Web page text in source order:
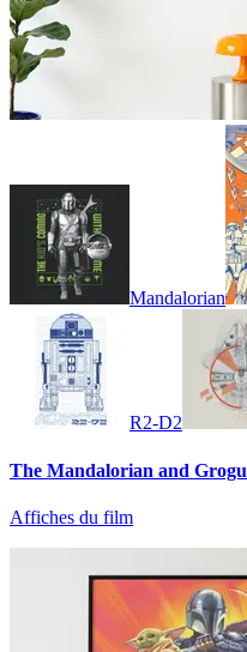
Mandalorian
R2-D2
The Mandalorian and Grogu
Affiches du film